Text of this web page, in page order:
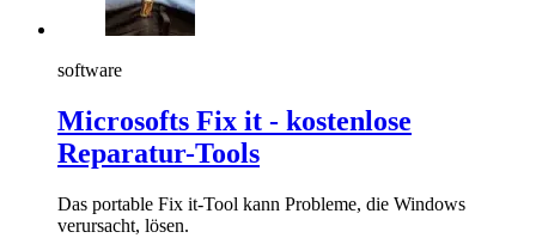
software
Microsofts Fix it - kostenlose
Reparatur-Tools
Das portable Fix it-Tool kann Probleme, die Windows
verursacht, lösen.